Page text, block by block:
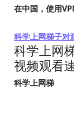
在中国，使用
科学上网梯子对
科学上网
视频观看
科学上网梯